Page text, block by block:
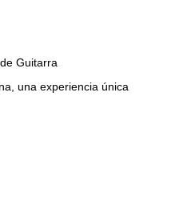
Guitarra
una experiencia única